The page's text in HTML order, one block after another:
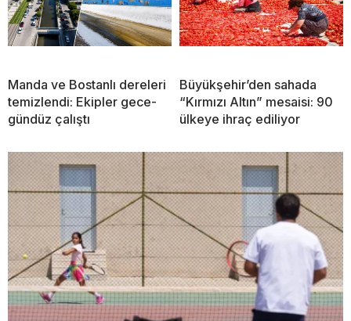
Manda ve Bostanlı dereleri
temizlendi: Ekipler gece-
gündüz çalıştı
Büyükşehir’den sahada
“Kırmızı Altın” mesaisi: 90
ülkeye ihraç ediliyor